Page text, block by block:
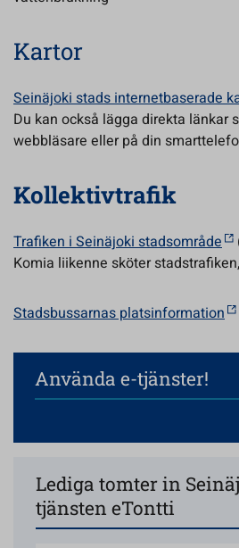
Kartor
Seinäjoki stads internetbaserade
Du kan också lägga direkta länkar
webbläsare eller på din
Kollektivtrafik
Trafiken i Seinäjoki stadsområde
Komia liikenne sköter
Stadsbussarnas platsinformation
Använda e-tjänster!
Lediga tomter in
tjänsten eTontti